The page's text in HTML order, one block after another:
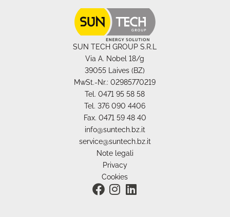
SUN TECH GROUP S.R.L
Via A. Nobel 18/g
39055 Laives (BZ)
MwSt.-Nr.: 02985770219
Tel. 0471 95 58 58
Tel. 376 090 4406
Fax. 0471 59 48 40
info@suntech.bz.it
service@suntech.bz.it
Note legali
Privacy
Cookies